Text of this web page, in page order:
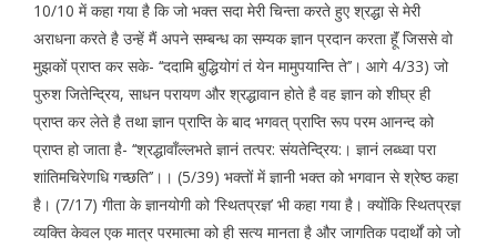
10/10 में कहा गया है कि जो भक्त सदा मेरी चिन्ता करते हुए श्रद्धा से मेरी
अराधना करते है उन्हें मैं अपने सम्बन्ध का सम्यक ज्ञान प्रदान करता हूॅं जिससे वो
मुझकों प्राप्त कर सके- ‘‘ददामि बुद्धियोगं तं येन मामुपयान्ति ते’’। आगे 4/33) जो
पुरुश जितेन्द्रिय, साधन परायण और श्रद्धावान होते है वह ज्ञान को शीघ्र ही
प्राप्त कर लेते है तथा ज्ञान प्राप्ति के बाद भगवत् प्राप्ति रूप परम आनन्द को
प्राप्त हो जाता है- ‘‘श्रद्धावॉंल्लभते ज्ञानं तत्पर: संयतेन्द्रिय:। ज्ञानं लब्ध्वा परा
शांतिमचिरेणधि गच्छति’’।। (5/39) भक्तों में ज्ञानी भक्त को भगवान से श्रेष्ठ कहा
है। (7/17) गीता के ज्ञानयोगी को ‘स्थितप्रज्ञ’ भी कहा गया है। क्योंकि स्थितप्रज्ञ
व्यक्ति केवल एक मात्र परमात्मा को ही सत्य मानता है और जागतिक पदार्थों को जो